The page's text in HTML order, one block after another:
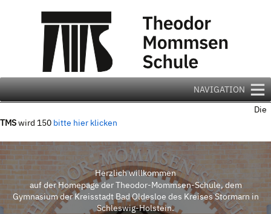
NAVIGATION
Die
TMSwird 150 bitte hier klicken
Herzlich willkommen
auf der Homepage der Theodor-Mommsen-Schule, dem
Gymnasium der Kreisstadt Bad Oldesloe des Kreises Stormarn in
Schleswig-Holstein.